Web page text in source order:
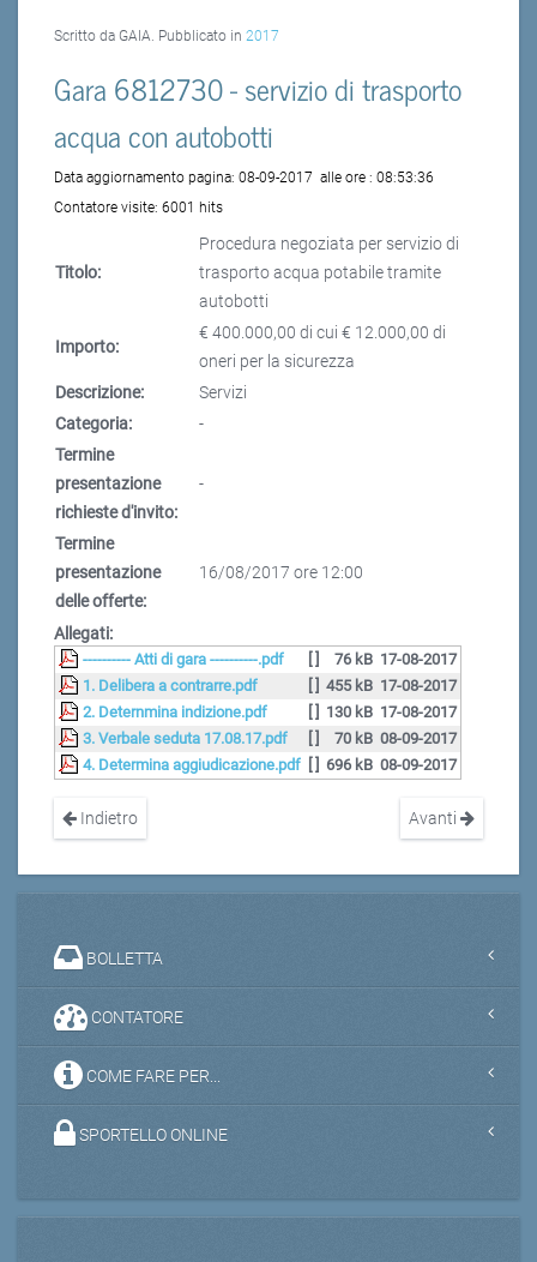
Scritto da GAIA. Pubblicato in 2017
Gara 6812730 - servizio di trasporto
acqua con autobotti
Data aggiornamento pagina: 08-09-2017 alle ore : 08:53:36
Contatore visite: 6001 hits
Titolo:
Procedura negoziata per servizio di
trasporto acqua potabile tramite
autobotti
Importo:
€ 400.000,00 di cui € 12.000,00 di
oneri per la sicurezza
Descrizione:
Servizi
Categoria:
-
Termine
presentazione
richieste d'invito:
-
Termine
presentazione
delle offerte:
16/08/2017 ore 12:00
Allegati:
---------- Atti di gara ----------.pdf 76 kB 17-08-2017
1. Delibera a contrarre.pdf
455 kB 17-08-2017
2. Deternmina indizione.pdf
130 kB 17-08-2017
3. Verbale seduta 17.08.17.pdf
70 kB 08-09-2017
4. Determina aggiudicazione.pdf
696 kB 08-09-2017
Indietro Avanti
BOLLETTA
CONTATORE
COME FARE PER...
SPORTELLO ONLINE